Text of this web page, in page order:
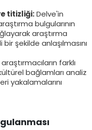
titizliği:Delve'in
bulgularının
araştırma
bir şekilde anlaşılmasını
farklı
kültürel bağlamları analiz
yakalamalarını